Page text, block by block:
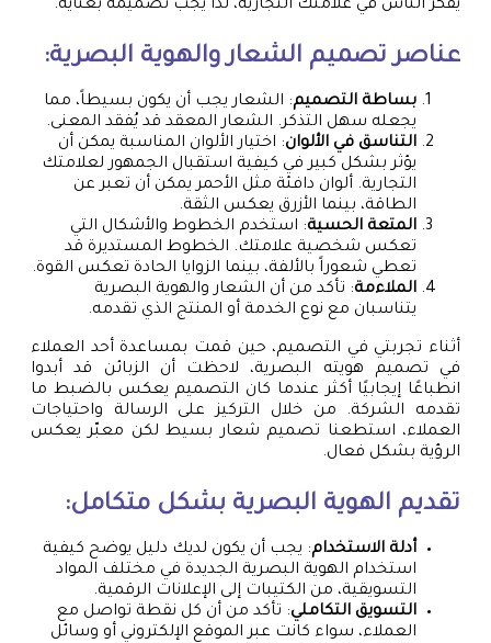
يفكر الناس في علامتك التجارية، لذا يجب تصميمه بعناية.
عناصر تصميم الشعار والهوية البصرية:
بساطة التصميم: الشعار يجب أن يكون بسيطاً، مما
يجعله سهل التذكر. الشعار المعقد قد يُفقد المعنى.
التناسق في الألوان: اختيار الألوان المناسبة يمكن أن
يؤثر بشكل كبير في كيفية استقبال الجمهور لعلامتك
التجارية. ألوان دافئة مثل الأحمر يمكن أن تعبر عن
الطاقة، بينما الأزرق يعكس الثقة.
المتعة الحسية: استخدم الخطوط والأشكال التي
تعكس شخصية علامتك. الخطوط المستديرة قد
تعطي شعوراً بالألفة، بينما الزوايا الحادة تعكس القوة.
الملاءمة: تأكد من أن الشعار والهوية البصرية
يتناسبان مع نوع الخدمة أو المنتج الذي تقدمه.
أثناء تجربتي في التصميم، حين قمت بمساعدة أحد العملاء
في تصميم هويته البصرية، لاحظت أن الزبائن قد أبدوا
انطباعًا إيجابيًا أكثر عندما كان التصميم يعكس بالضبط ما
تقدمه الشركة. من خلال التركيز على الرسالة واحتياجات
العملاء، استطعنا تصميم شعار بسيط لكن معبّر يعكس
الرؤية بشكل فعال.
تقديم الهوية البصرية بشكل متكامل:
أدلة الاستخدام: يجب أن يكون لديك دليل يوضح كيفية
استخدام الهوية البصرية الجديدة في مختلف المواد
التسويقية، من الكتيبات إلى الإعلانات الرقمية.
التسويق التكاملي: تأكد من أن كل نقطة تواصل مع
العملاء، سواء كانت عبر الموقع الإلكتروني أو وسائل